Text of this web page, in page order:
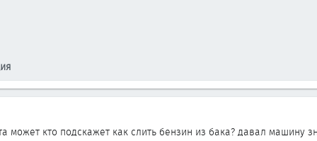
может кто подскажет как слить бензин из бака? давал машину